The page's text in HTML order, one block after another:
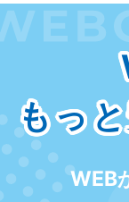
もっ
WEB